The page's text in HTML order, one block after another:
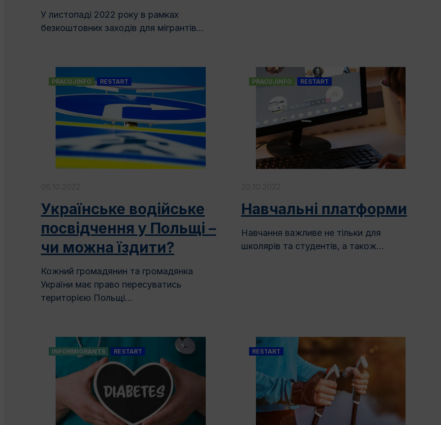
У листопаді 2022 року в рамках
безкоштовних заходів для мігрантів...
PRACUJINFO RESTART
Українське водійське
посвідчення у Польщі –
чи можна їздити?
Кожний громадянин та громадянка
України має право пересуватись
територією Польщі...
PRACUJINFO RESTART
Навчальні платформи
Навчання важливе не тільки для
школярів та студентів, а також...
INFORMIGRANTS RESTART RESTART